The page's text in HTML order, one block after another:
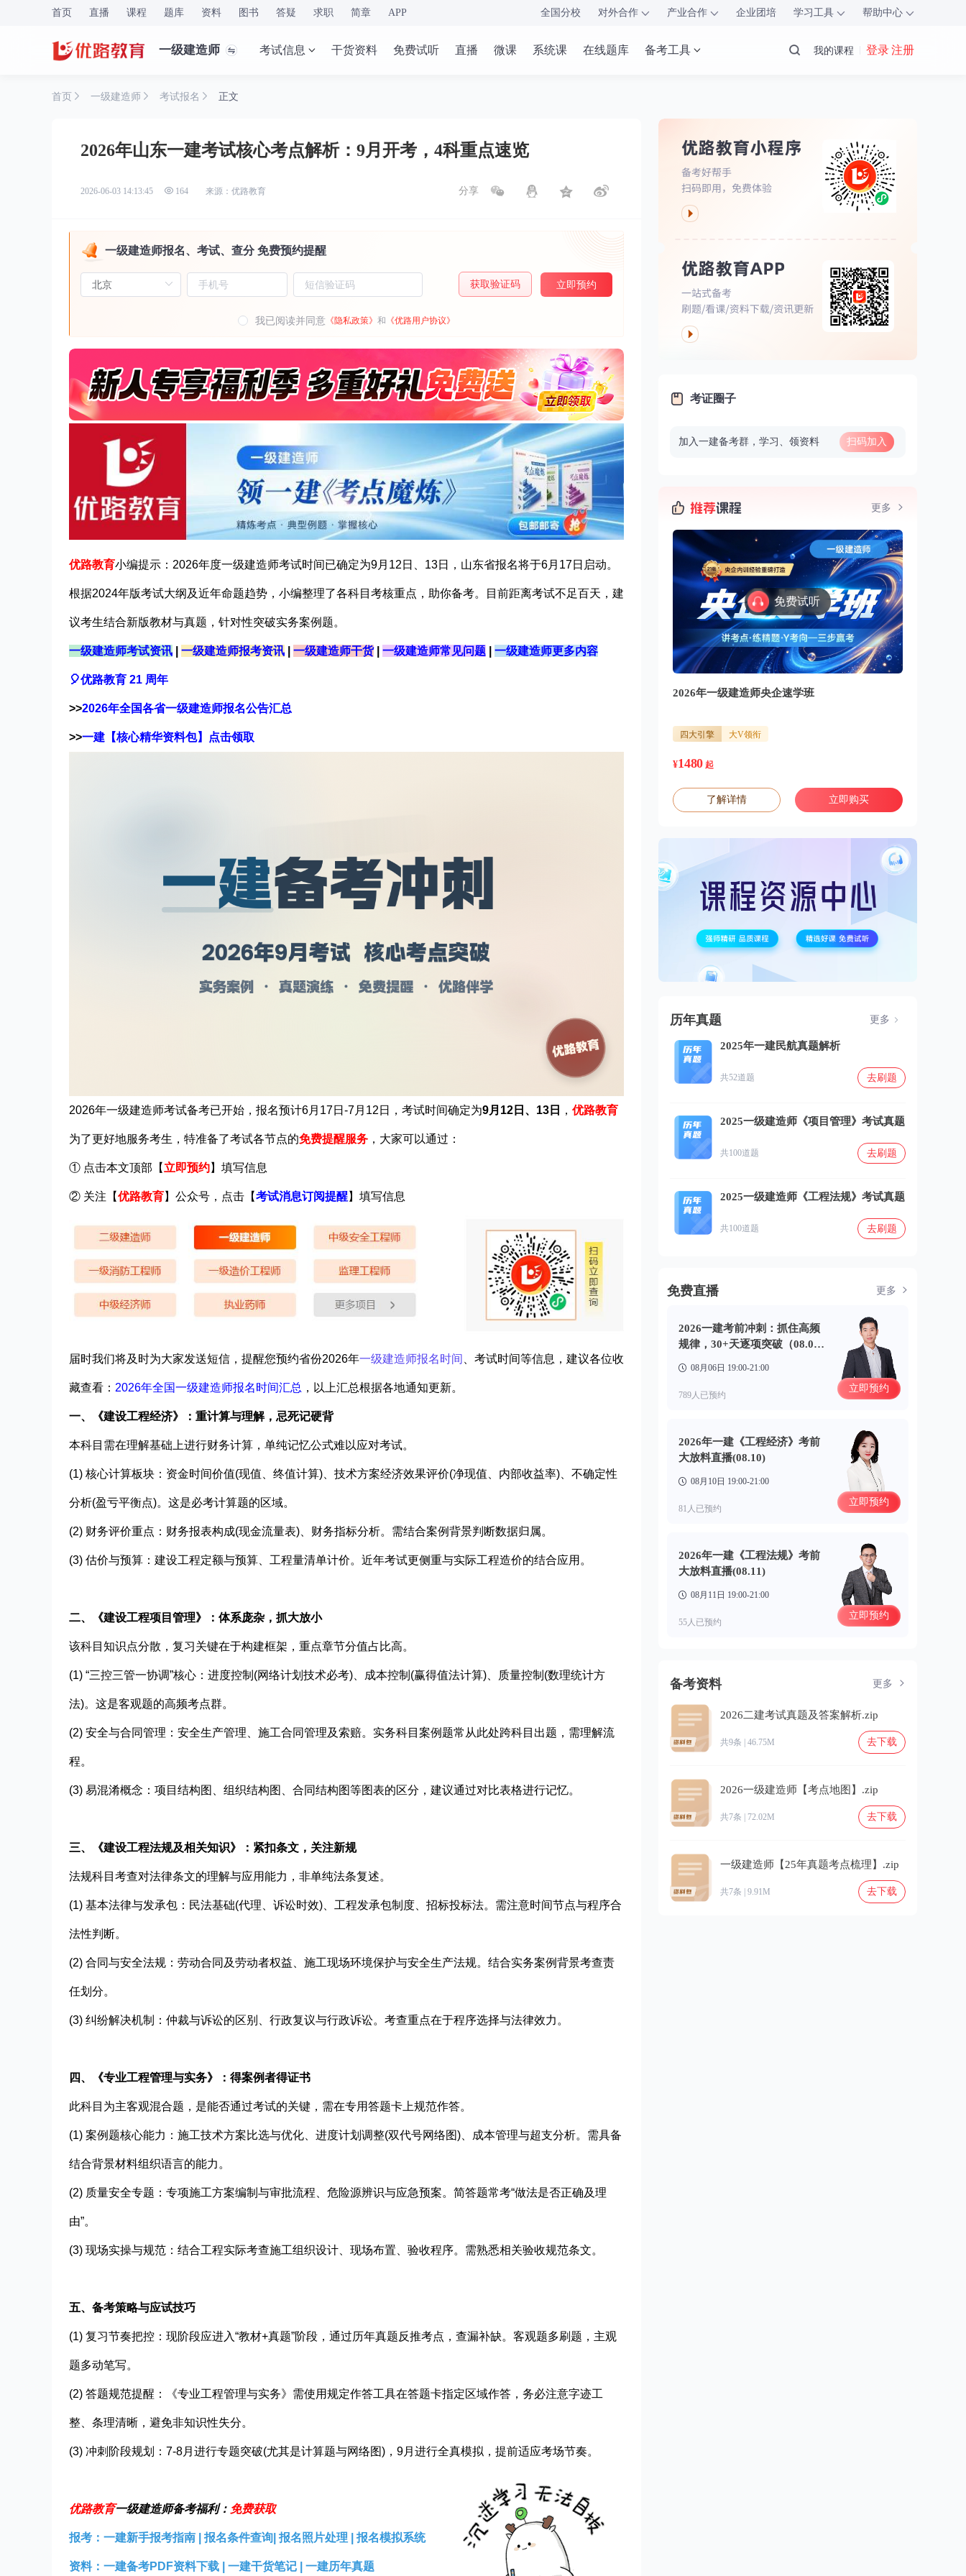
首页 直播 课程 题库 资料 图书 答疑 求职 简章 APP 全国分校 对外合作 产业合作 企业团培 学习工具 帮助中心
一级建造师 考试信息 干货资料 免费试听 直播 微课 系统课 在线题库 备考工具 我的课程 登录 注册
首页 一级建造师 考试报名 正文
2026年山东一建考试核心考点解析：9月开考，4科重点速览
2026-06-03 14:13:45 164 来源：优路教育 分享
一级建造师报名、考试、查分 免费预约提醒
获取验证码 立即预约
我已阅读并同意 《隐私政策》 和 《优路用户协议》
优路教育小编提示：2026年度一级建造师考试时间已确定为9月12日、13日，山东省报名将于6月17日启动。
根据2024年版考试大纲及近年命题趋势，小编整理了各科目考核重点，助你备考。目前距离考试不足百天，建
议考生结合新版教材与真题，针对性突破实务案例题。
一级建造师考试资讯 一级建造师报考资讯 一级建造师干货| 一级建造师常见问题 一级建造师更多内容
🎈优路教育 21 周年
>>2026年全国各省一级建造师报名公告汇总
>>一建【核心精华资料包】点击领取
2026年一级建造师考试备考已开始，报名预计6月17日-7月12日，考试时间确定为9月12日、13日 ， 优路教育
为了更好地服务考生，特准备了考试各节点的免费提醒服务 ， 大家可以通过：
① 点击本文顶部【 立即预约】填写信息
② 关注【优路教育】公众号， 点击【考试消息订阅提醒】填写信息
届时我们将及时为大家发送短信，提醒您预约省份2026年一级建造师报名时间 、考试时间等信息，建议各位收
藏查看： 2026年全国一级建造师报名时间汇总 ，以上汇总根据各地通知更新。
一、‌《建设工程经济》：重计算与理解，忌死记硬背
本科目需在理解基础上进行财务计算，单纯记忆公式难以应对考试。
(1) 核心计算板块：资金时间价值(现值、终值计算)、技术方案经济效果评价(净现值、内部收益率)、不确定性
分析(盈亏平衡点)。这是必考计算题的区域。
(2) 财务评价重点：财务报表构成(现金流量表)、财务指标分析。需结合案例背景判断数据归属。
(3) 估价与预算：建设工程定额与预算、工程量清单计价。近年考试更侧重与实际工程造价的结合应用。
二、《建设工程项目管理》：体系庞杂，抓大放小
该科目知识点分散，复习关键在于构建框架，重点章节分值占比高。
(1) “三控三管一协调”核心：进度控制(网络计划技术必考)、成本控制(赢得值法计算)、质量控制(数理统计方
法)。这是客观题的高频考点群。
(2) 安全与合同管理：安全生产管理、施工合同管理及索赔。实务科目案例题常从此处跨科目出题，需理解流
程。
(3) 易混淆概念：项目结构图、组织结构图、合同结构图等图表的区分，建议通过对比表格进行记忆。
三、‌《建设工程法规及相关知识》：紧扣条文，关注新规
法规科目考查对法律条文的理解与应用能力，非单纯法条复述。
(1) 基本法律与发承包：民法基础(代理、诉讼时效)、工程发承包制度、招标投标法。需注意时间节点与程序合
法性判断。
(2) 合同与安全法规：劳动合同及劳动者权益、施工现场环境保护与安全生产法规。结合实务案例背景考查责
任划分。
(3) 纠纷解决机制：仲裁与诉讼的区别、行政复议与行政诉讼。考查重点在于程序选择与法律效力。
四、《专业工程管理与实务》：得案例者得证书
此科目为主客观混合题，是能否通过考试的关键，需在专用答题卡上规范作答。
(1) 案例题核心能力：施工技术方案比选与优化、进度计划调整(双代号网络图)、成本管理与超支分析。需具备
结合背景材料组织语言的能力。
(2) 质量安全专题：专项施工方案编制与审批流程、危险源辨识与应急预案。简答题常考“做法是否正确及理
由”。
(3) 现场实操与规范：结合工程实际考查施工组织设计、现场布置、验收程序。需熟悉相关验收规范条文。
五、备考策略与应试技巧
(1) 复习节奏把控：现阶段应进入“教材+真题”阶段，通过历年真题反推考点，查漏补缺。客观题多刷题，主观
题多动笔写。
(2) 答题规范提醒：《专业工程管理与实务》需使用规定作答工具在答题卡指定区域作答，务必注意字迹工
整、条理清晰，避免非知识性失分。
(3) 冲刺阶段规划：7-8月进行专题突破(尤其是计算题与网络图)，9月进行全真模拟，提前适应考场节奏。
优路教育一级建造师备考福利： 免费获取
报考： 一建新手报考指南 报名条件查询 报名照片处理 报名模拟系统
资料： 一建备考PDF资料下载 一建干货笔记 一建历年真题
考证圈子
加入一建备考群，学习、领资料 扫码加入
更多
免费试听
2026年一级建造师央企速学班
四大引擎 大V领衔
¥1480 起
了解详情 立即购买
历年真题 更多
2025年一建民航真题解析
共52道题 去刷题
2025一级建造师《项目管理》考试真题
共100道题 去刷题
2025一级建造师《工程法规》考试真题
共100道题 去刷题
免费直播 更多
2026一建考前冲刺：抓住高频
规律，30+天逐项突破（08.0
08月06日 19:00-21:00
789人已预约
立即预约
2026年一建《工程经济》考前
大放料直播(08.10)
08月10日 19:00-21:00
81人已预约
立即预约
2026年一建《工程法规》考前
大放料直播(08.11)
08月11日 19:00-21:00
55人已预约
立即预约
备考资料 更多
2026二建考试真题及答案解析.zip
共9条 | 46.75M 去下载
2026一级建造师【考点地图】.zip
共7条 | 72.02M 去下载
一级建造师【25年真题考点梳理】.zip
共7条 | 9.91M 去下载